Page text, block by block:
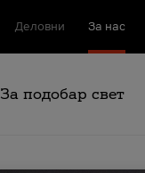
Деловни За нас
За подобар свет